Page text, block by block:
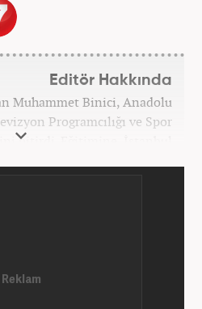
Editör Hakkında
Muhammet Binici, Anadolu
Programcılığı ve Spor
bitirdi. Eğitimine, İstanbul
olarak görevine devam